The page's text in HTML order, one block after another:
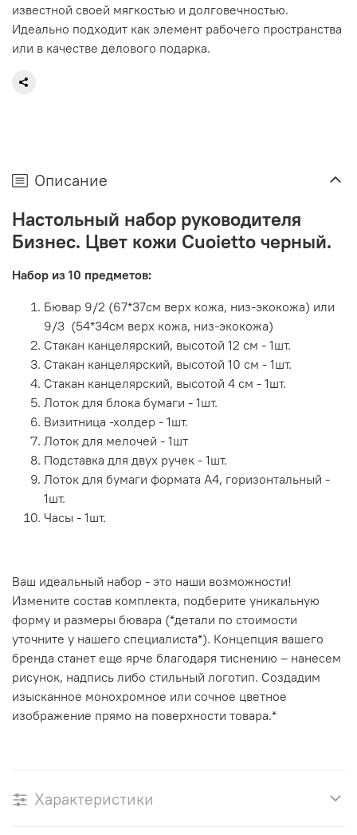
известной своей мягкостью и долговечностью.
Идеально подходит как элемент рабочего пространства
или в качестве делового подарка.
Описание
Настольный набор руководителя
Бизнес. Цвет кожи Cuoietto черный.
Набор из 10 предметов:
Бювар 9/2 (67*37см верх кожа, низ-экокожа) или
9/3 (54*34см верх кожа, низ-экокожа)
Стакан канцелярский, высотой 12 см - 1шт.
Стакан канцелярский, высотой 10 см - 1шт.
Стакан канцелярский, высотой 4 см - 1шт.
Лоток для блока бумаги - 1шт.
Визитница -холдер - 1шт.
Лоток для мелочей - 1шт
Подставка для двух ручек - 1шт.
Лоток для бумаги формата А4, горизонтальный -
1шт.
Часы - 1шт.
Ваш идеальный набор - это наши возможности!
Измените состав комплекта, подберите уникальную
форму и размеры бювара (*детали по стоимости
уточните у нашего специалиста*). Концепция вашего
бренда станет еще ярче благодаря тиснению – нанесем
рисунок, надпись либо стильный логотип. Создадим
изысканное монохромное или сочное цветное
изображение прямо на поверхности товара.*
Характеристики